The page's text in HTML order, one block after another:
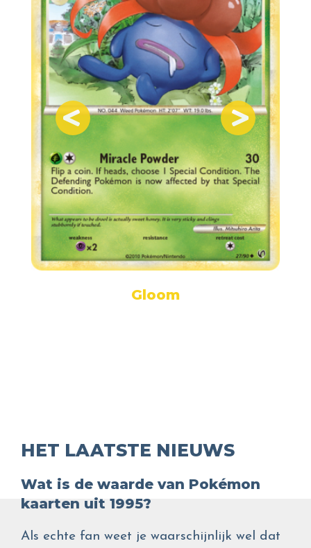
Gloom
HET LAATSTE NIEUWS
Wat is de waarde van Pokémon
kaarten uit 1995?
Als echte fan weet je waarschijnlijk wel dat